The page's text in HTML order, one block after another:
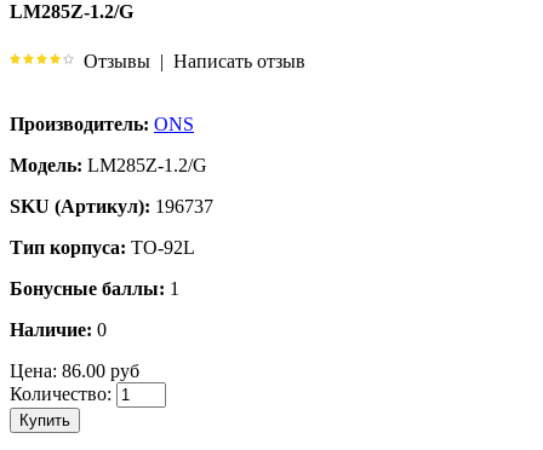
LM285Z-1.2/G
Отзывы | Написать отзыв
Производитель: ONS
Модель: LM285Z-1.2/G
SKU (Артикул): 196737
Тип корпуса: TO-92L
Бонусные баллы: 1
Наличие: 0
Цена: 86.00 руб
Количество:
Купить